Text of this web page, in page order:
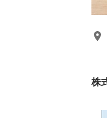
株